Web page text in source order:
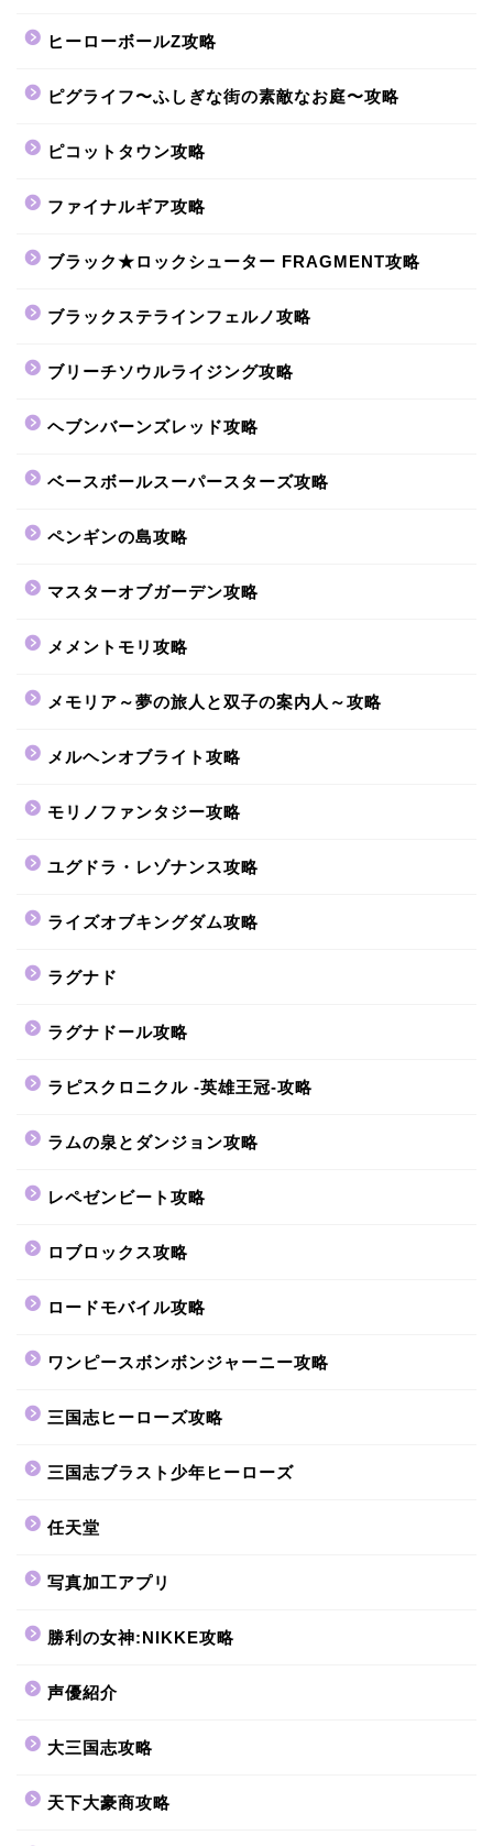
ヒーローボールZ攻略
ピグライフ〜ふしぎな街の素敵なお庭〜攻略
ピコットタウン攻略
ファイナルギア攻略
ブラック★ロックシューター FRAGMENT攻略
ブラックステラインフェルノ攻略
ブリーチソウルライジング攻略
ヘブンバーンズレッド攻略
ベースボールスーパースターズ攻略
ペンギンの島攻略
マスターオブガーデン攻略
メメントモリ攻略
メモリア～夢の旅人と双子の案内人～攻略
メルヘンオブライト攻略
モリノファンタジー攻略
ユグドラ・レゾナンス攻略
ライズオブキングダム攻略
ラグナド
ラグナドール攻略
ラピスクロニクル -英雄王冠-攻略
ラムの泉とダンジョン攻略
レペゼンビート攻略
ロブロックス攻略
ロードモバイル攻略
ワンピースボンボンジャーニー攻略
三国志ヒーローズ攻略
三国志ブラスト少年ヒーローズ
任天堂
写真加工アプリ
勝利の女神:NIKKE攻略
声優紹介
大三国志攻略
天下大豪商攻略